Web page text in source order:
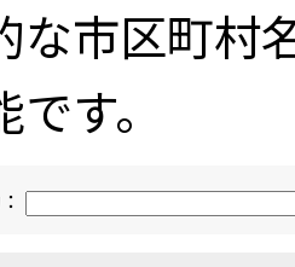
な市区町村
す。